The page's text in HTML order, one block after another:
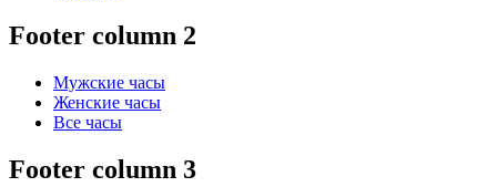
Footer column 2
Мужские часы
Женские часы
Все часы
Footer column 3